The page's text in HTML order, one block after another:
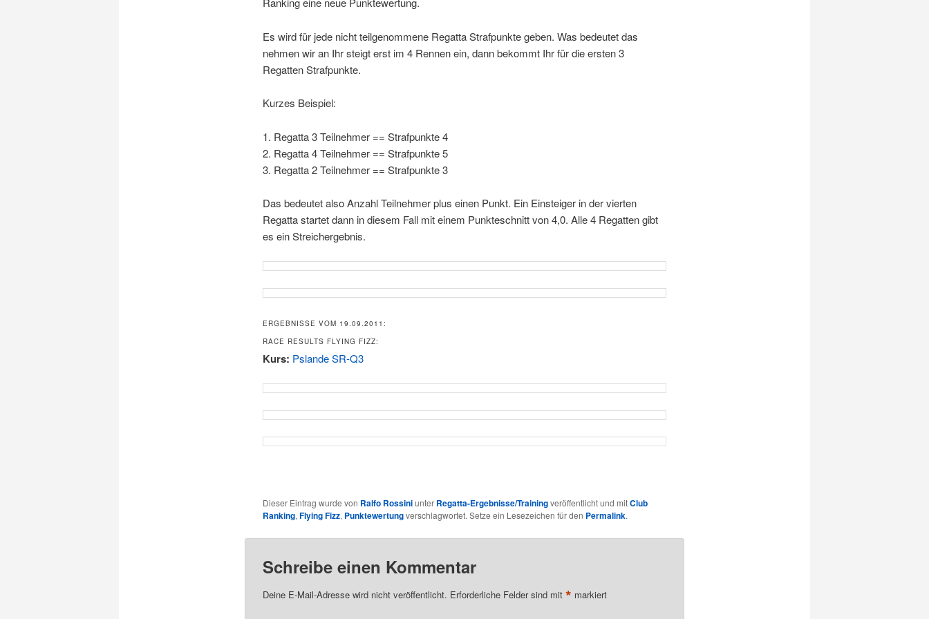
Es wird für jede nicht teilgenommene Regatta Strafpunkte geben. Was bedeutet das
nehmen wir an Ihr steigt erst im 4 Rennen ein, dann bekommt Ihr für die ersten 3
Regatten Strafpunkte.
Kurzes Beispiel:
1. Regatta 3 Teilnehmer == Strafpunkte 4
2. Regatta 4 Teilnehmer == Strafpunkte 5
3. Regatta 2 Teilnehmer == Strafpunkte 3
Das bedeutet also Anzahl Teilnehmer plus einen Punkt. Ein Einsteiger in der vierten
Regatta startet dann in diesem Fall mit einem Punkteschnitt von 4,0. Alle 4 Regatten gibt
es ein Streichergebnis.
ERGEBNISSE VOM 19.09.2011:
RACE RESULTS FLYING FIZZ:
Kurs: Pslande SR-Q3
Dieser Eintrag wurde von Ralfo Rossiniunter Regatta-Ergebnisse/Trainingveröffentlicht und mitClub
Ranking, Flying Fizz, Punktewertungverschlagwortet. Setze ein Lesezeichen für den Permalink.
Schreibe einen Kommentar
Deine E-Mail-Adresse wird nicht veröffentlicht. Erforderliche Felder sind mit * markiert